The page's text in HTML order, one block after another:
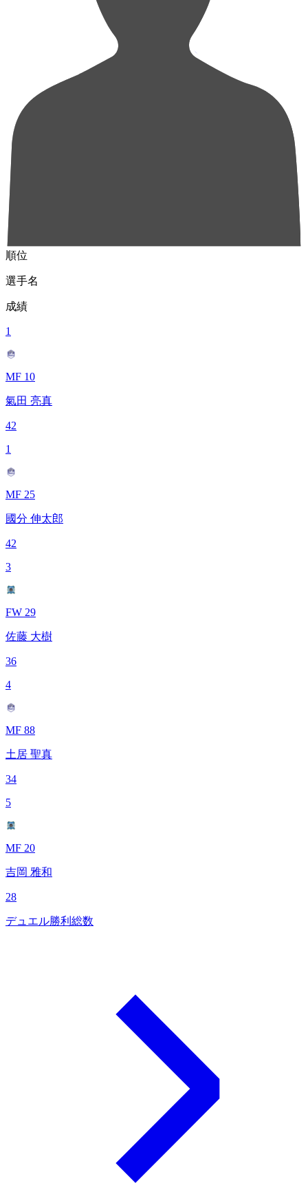
順位
選手名
成績
1
MF 10
氣田 亮真
42
1
MF 25
國分 伸太郎
42
3
FW 29
佐藤 大樹
36
4
MF 88
土居 聖真
34
5
MF 20
吉岡 雅和
28
デュエル勝利総数